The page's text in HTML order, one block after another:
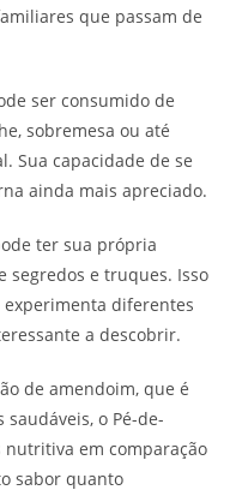
que passam de
ser consumido de
sobremesa ou até
Sua capacidade de se
ainda mais apreciado.
ter sua própria
segredos e truques. Isso
experimenta diferentes
a descobrir.
de amendoim, que é
o Pé-de-
em comparação
sabor quanto